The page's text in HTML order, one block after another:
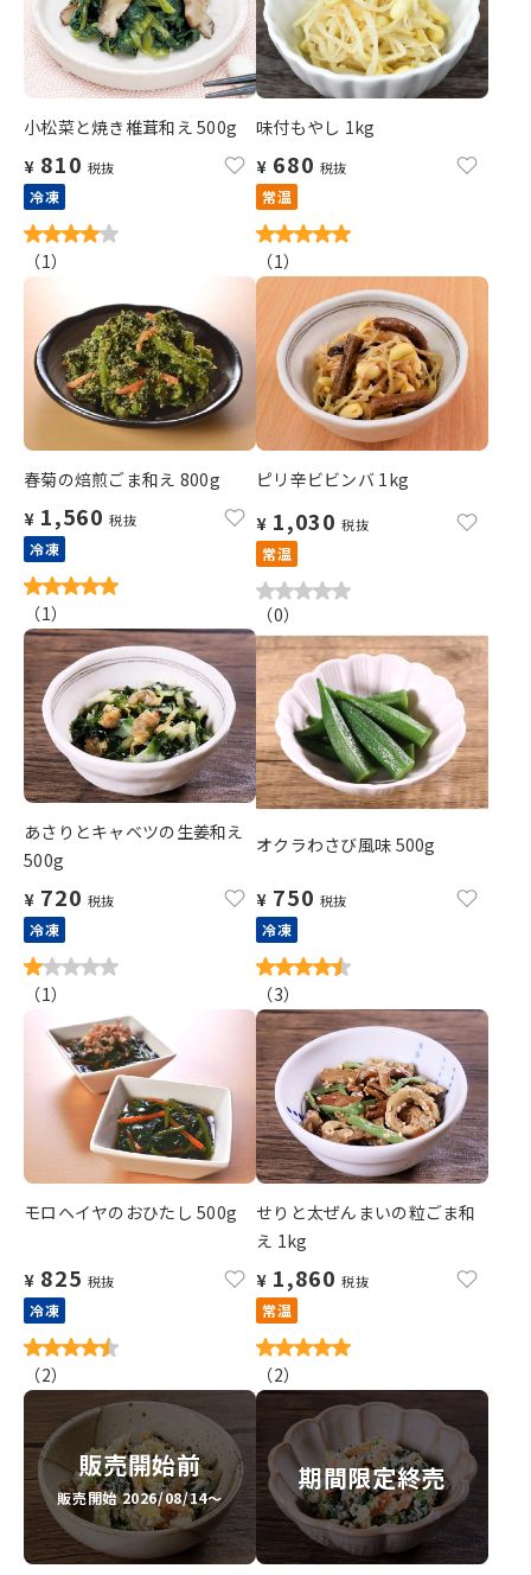
小松菜と焼き椎茸和え 500g
¥ 810 税抜
冷凍
（1）
味付もやし 1kg
¥ 680 税抜
常温
（1）
春菊の焙煎ごま和え 800g
¥ 1,560 税抜
冷凍
（1）
ピリ辛ビビンバ 1kg
¥ 1,030 税抜
常温
（0）
あさりとキャベツの生姜和え
500g
¥ 720 税抜
冷凍
（1）
オクラわさび風味 500g
¥ 750 税抜
冷凍
（3）
モロヘイヤのおひたし 500g
¥ 825 税抜
冷凍
（2）
せりと太ぜんまいの粒ごま和
え 1kg
¥ 1,860 税抜
常温
（2）
販売開始前
販売開始 2026/08/14～
期間限定終売